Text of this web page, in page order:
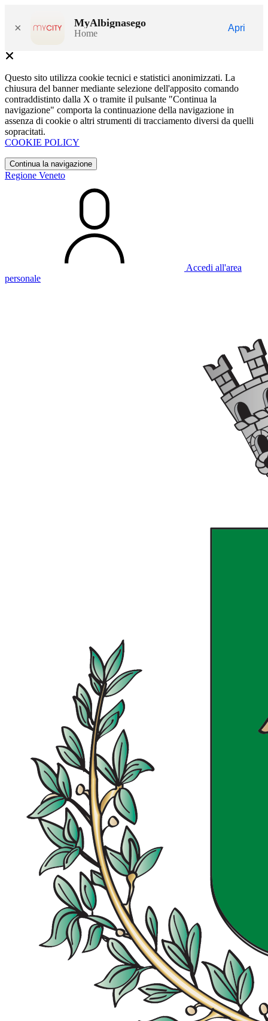
× MyAlbignasego
Home
Apri
Questo sito utilizza cookie tecnici e statistici anonimizzati. La
chiusura del banner mediante selezione dell'apposito comando
contraddistinto dalla X o tramite il pulsante "Continua la
navigazione" comporta la continuazione della navigazione in
assenza di cookie o altri strumenti di tracciamento diversi da quelli
sopracitati.
COOKIE POLICY
Continua la navigazione
Regione Veneto
Accedi all'area
personale